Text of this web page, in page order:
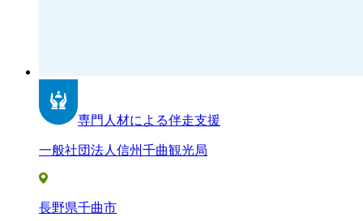
専門人材による伴走支援
一般社団法人信州千曲観光局
長野県千曲市